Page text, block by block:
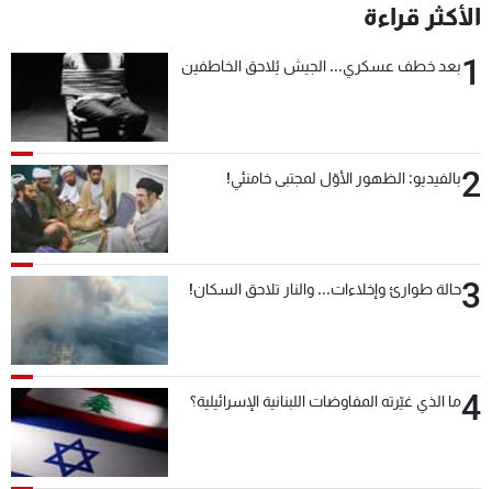
الأكثر قراءة
1بعد خطف عسكري... الجيش يُلاحق الخاطفين
2بالفيديو: الظهور الأوّل لمجتبى خامنئي!
3حالة طوارئ وإخلاءات... والنار تلاحق السكان!
4ما الذي غيّرته المفاوضات اللبنانية الإسرائيلية؟